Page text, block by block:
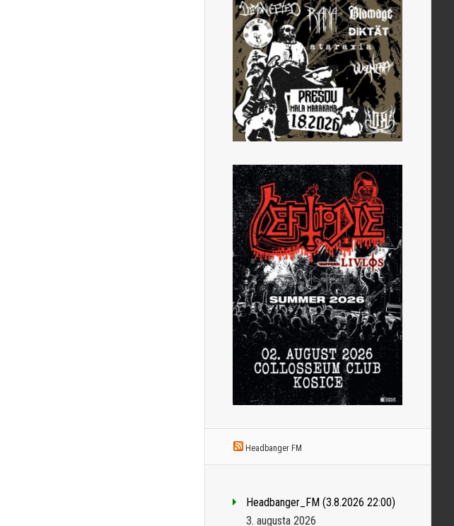
Headbanger FM
Headbanger_FM (3.8.2026 22:00)
3. augusta 2026